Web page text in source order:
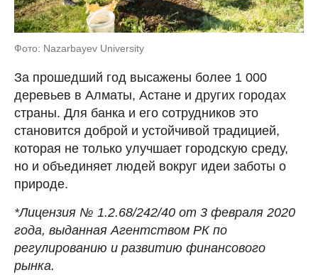
Фото: Nazarbayev University
За прошедший год высажены более 1 000
деревьев в Алматы, Астане и других городах
страны. Для банка и его сотрудников это
становится доброй и устойчивой традицией,
которая не только улучшает городскую среду,
но и объединяет людей вокруг идеи заботы о
природе.
*Лицензия № 1.2.68/242/40 от 3 февраля 2020
года, выданная Агентством РК по
регулированию и развитию финансового
рынка.